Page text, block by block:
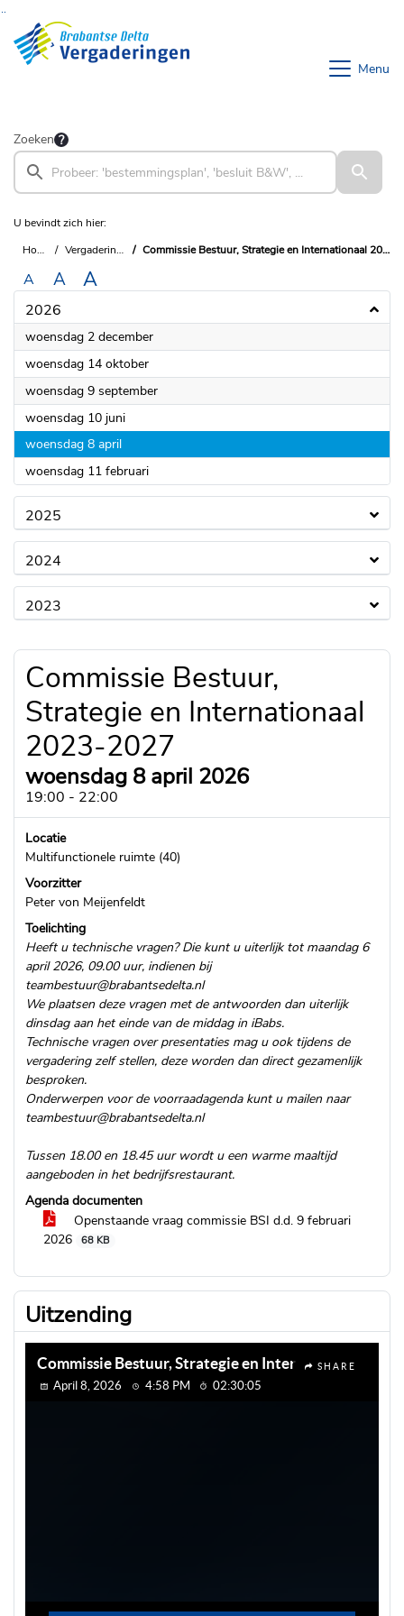
Ga naar de inhoud van deze pagina
Ga naar het zoeken
Ga naar het menu
Menu
Zoeken
U bevindt zich hier:
Home
Vergaderingen Commissie Bestuur, Strategie en Internationaal 2023-2027
A A A
2026
woensdag 2 december2026
woensdag 14 oktober2026
woensdag 9 september2026
woensdag 10 juni2026
woensdag 8 april2026
woensdag 11 februari2026
2025
2024
2023
Commissie Bestuur,
Strategie en Internationaal
2023-2027
woensdag 8 april 2026
19:00 - 22:00
Locatie
Multifunctionele ruimte (40)
Voorzitter
Peter von Meijenfeldt
Toelichting
Heeft u technische vragen? Die kunt u uiterlijk tot maandag 6
april 2026, 09.00 uur, indienen bij
teambestuur@brabantsedelta.nl
We plaatsen deze vragen met de antwoorden dan uiterlijk
dinsdag aan het einde van de middag in iBabs.
Technische vragen over presentaties mag u ook tijdens de
vergadering zelf stellen, deze worden dan direct gezamenlijk
besproken.
Onderwerpen voor de voorraadagenda kunt u mailen naar
teambestuur@brabantsedelta.nl
Tussen 18.00 en 18.45 uur wordt u een warme maaltijd
aangeboden in het bedrijfsrestaurant.
Agenda documenten
Openstaande vraag commissie BSI d.d. 9 februari
2026
68 KB
Uitzending